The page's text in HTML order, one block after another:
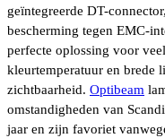
geïntegreerde DT-
bescherming tegen EMC-
perfecte oplossing voor
kleurtemperatuur en brede
zichtbaarheid. Optibeam
omstandigheden van
jaar en zijn favoriet